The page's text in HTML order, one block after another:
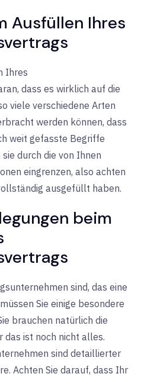
Ausfüllen Ihres
Ihres
dass es wirklich auf die
viele verschiedene Arten
werden können, dass
weit gefasste Begriffe
durch die von Ihnen
eingrenzen, also achten
ausgefüllt haben.
beim
sind, das eine
Sie einige besondere
brauchen natürlich die
das ist noch nicht alles.
sind detaillierter
Achten Sie darauf, dass Ihr